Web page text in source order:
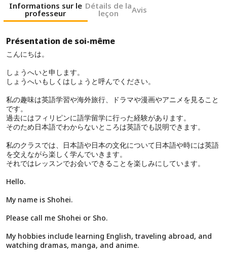
Informations sur le
professeur
Détails de la
leçon Avis
Présentation de soi-même
こんにちは。
しょうへいと申します。
しょうへいもしくはしょうと呼んでください。
私の趣味は英語学習や海外旅行、ドラマや漫画やアニメを見ること
です。
過去にはフィリピンに語学留学に行った経験があります。
そのため日本語でわからないところは英語でも説明できます。
私のクラスでは、日本語や日本の文化について日本語や時には英語
を交えながら楽しく学んでいきます。
それではレッスンでお会いできることを楽しみにしています。
Hello.
My name is Shohei.
Please call me Shohei or Sho.
My hobbies include learning English, traveling abroad, and
watching dramas, manga, and anime.